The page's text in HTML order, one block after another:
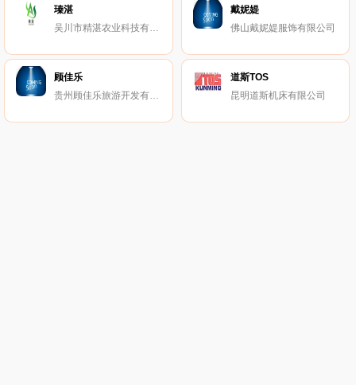
瑧湛
吴川市精湛农业科技有限公司
戴妮媞
佛山戴妮媞服饰有限公司
顾佳乐
贵州顾佳乐旅游开发有限公司
道斯TOS
昆明道斯机床有限公司